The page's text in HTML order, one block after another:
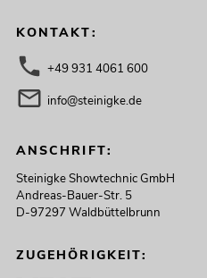
KONTAKT:
+49 931 4061 600
info@steinigke.de
ANSCHRIFT:
Steinigke Showtechnic GmbH
Andreas-Bauer-Str. 5
D-97297 Waldbüttelbrunn
ZUGEHÖRIGKEIT: